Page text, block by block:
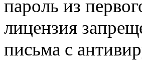
пароль из
лицензия
письма с